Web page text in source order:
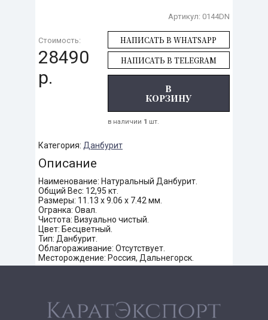
Артикул: 0144DN
Стоимость:
28490
р.
НАПИСАТЬ В WHATSAPP
НАПИСАТЬ В TELEGRAM
В
КОРЗИНУ
в наличии 1 шт.
Категория: Данбурит
Описание
Наименование: Натуральный Данбурит.
Общий Вес: 12,95 кт.
Размеры: 11.13 х 9.06 х 7.42 мм.
Огранка: Овал.
Чистота: Визуально чистый.
Цвет: Бесцветный.
Тип: Данбурит.
Облагораживание: Отсутствует.
Месторождение: Россия, Дальнегорск.